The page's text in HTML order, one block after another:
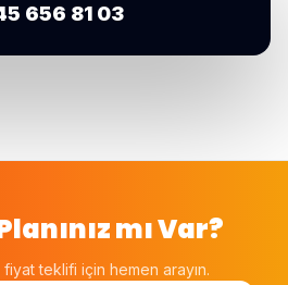
656 81 03
mı Var?
teklifi için hemen arayın.